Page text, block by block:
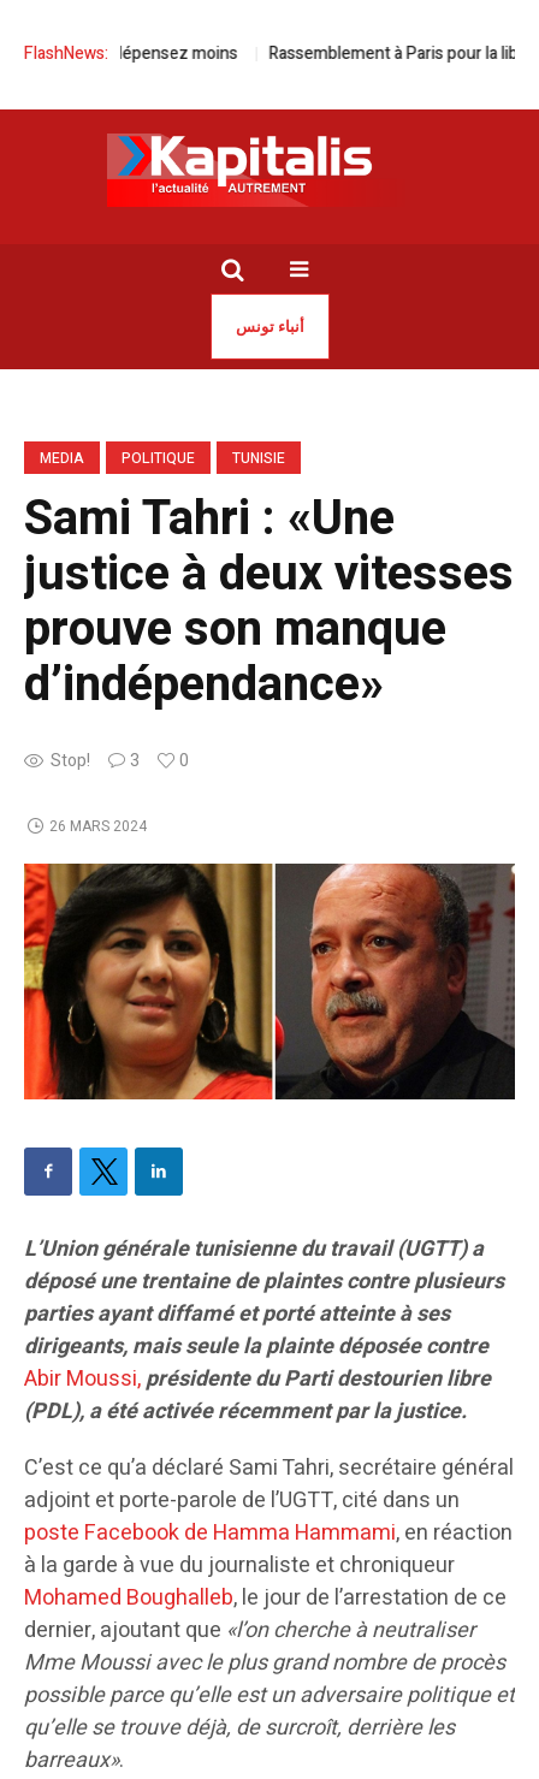
FlashNews:
plus, dépensez moins Rassemblement à Paris pour la libération
أنباء تونس
MEDIA POLITIQUE TUNISIE
Sami Tahri : «Une
justice à deux vitesses
prouve son manque
d’indépendance»
Stop! 3 0
26 MARS 2024
L’Union générale tunisienne du travail (UGTT) a
déposé une trentaine de plaintes contre plusieurs
parties ayant diffamé et porté atteinte à ses
dirigeants, mais seule la plainte déposée contre
Abir Moussi,présidente du Parti destourien libre
(PDL), a été activée récemment par la justice.
C’est ce qu’a déclaré Sami Tahri, secrétaire général
adjoint et porte-parole de l’UGTT, cité dans un
poste Facebook de Hamma Hammami, en réaction
à la garde à vue du journaliste et chroniqueur
Mohamed Boughalleb, le jour de l’arrestation de ce
dernier, ajoutant que «l’on cherche à neutraliser
Mme Moussi avec le plus grand nombre de procès
possible parce qu’elle est un adversaire politique et
qu’elle se trouve déjà, de surcroît, derrière les
barreaux».